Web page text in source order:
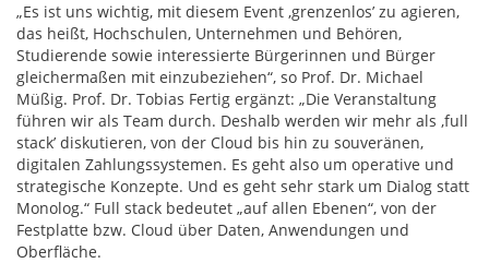
„Es ist uns wichtig, mit diesem Event ,grenzenlosʼ zu agieren,
das heißt, Hochschulen, Unternehmen und Behören,
Studierende sowie interessierte Bürgerinnen und Bürger
gleichermaßen mit einzubeziehen“, so Prof. Dr. Michael
Müßig. Prof. Dr. Tobias Fertig ergänzt: „Die Veranstaltung
führen wir als Team durch. Deshalb werden wir mehr als ,full
stackʼ diskutieren, von der Cloud bis hin zu souveränen,
digitalen Zahlungssystemen. Es geht also um operative und
strategische Konzepte. Und es geht sehr stark um Dialog statt
Monolog.“ Full stack bedeutet „auf allen Ebenen“, von der
Festplatte bzw. Cloud über Daten, Anwendungen und
Oberfläche.